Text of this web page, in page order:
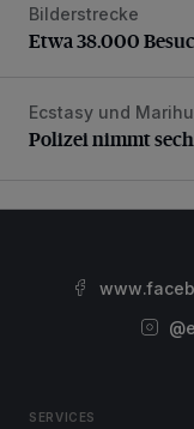
Etwa 38.000
Bilderstrecke
Etwa 38.000
Polizei nimmt
Ecstasy und
Polizei nimmt
SERVICES